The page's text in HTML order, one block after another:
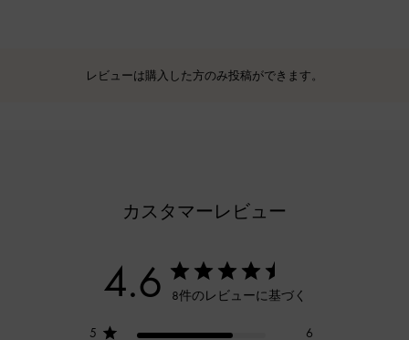
レビューは購入した方のみ投稿ができます。
カスタマーレビュー
4.6 8件のレビューに基づく
5
6